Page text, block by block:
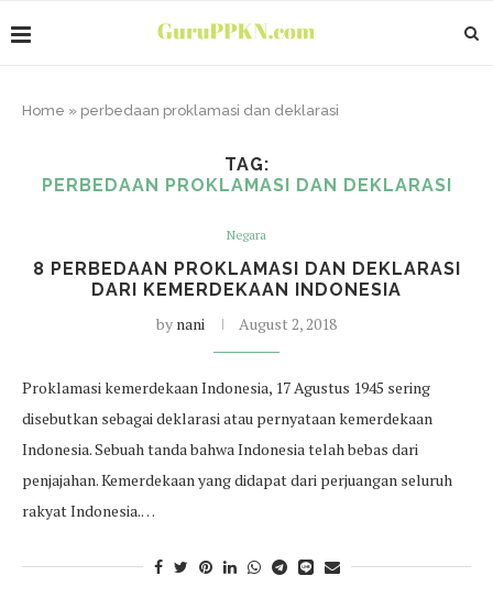
Home » perbedaan proklamasi dan deklarasi
TAG:
PERBEDAAN PROKLAMASI DAN DEKLARASI
Negara
8 PERBEDAAN PROKLAMASI DAN DEKLARASI
DARI KEMERDEKAAN INDONESIA
by nani August 2, 2018
Proklamasi kemerdekaan Indonesia, 17 Agustus 1945 sering
disebutkan sebagai deklarasi atau pernyataan kemerdekaan
Indonesia. Sebuah tanda bahwa Indonesia telah bebas dari
penjajahan. Kemerdekaan yang didapat dari perjuangan seluruh
rakyat Indonesia.…